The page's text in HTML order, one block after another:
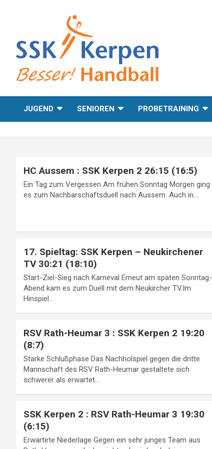
SSK Kerpen
JUGEND SENIOREN PROBETRAINING
HC Aussem : SSK Kerpen 2 26:15 (16:5)
Ein Tag zum Vergessen Am frühen Sonntag Morgen ging
es zum Nachbarschaftsduell nach Aussem. Auch in…
17. Spieltag: SSK Kerpen – Neukirchener
TV 30:21 (18:10)
Start-Ziel-Sieg nach Karneval Erneut am späten Sonntag-
Abend kam es zum Duell mit dem Neukircher TV.Im
Hinspiel…
RSV Rath-Heumar 3 : SSK Kerpen 2 19:20
(8:7)
Starke Schlußphase Das Nachholspiel gegen die dritte
Mannschaft des RSV Rath-Heumar gestaltete sich
schwerer als erwartet.…
SSK Kerpen 2 : RSV Rath-Heumar 3 19:30
(6:15)
Erwartete Niederlage Gegen ein sehr junges Team aus